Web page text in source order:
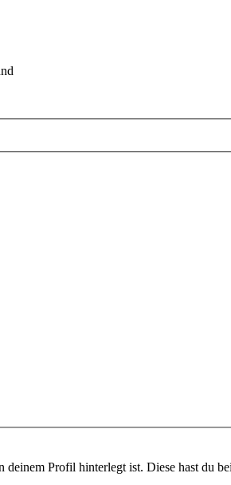
Profil hinterlegt ist. Diese hast du